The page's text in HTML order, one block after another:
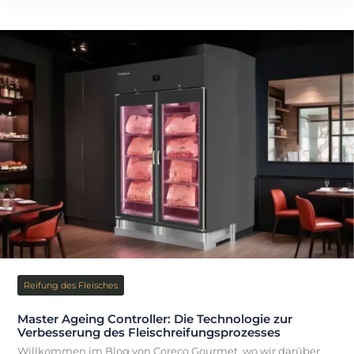
Controller
Reifung des Fleisches
Master Ageing Controller: Die Technologie zur
Verbesserung des Fleischreifungsprozesses
Willkommen im Blog von Coreco Gourmet, wo wir darüber